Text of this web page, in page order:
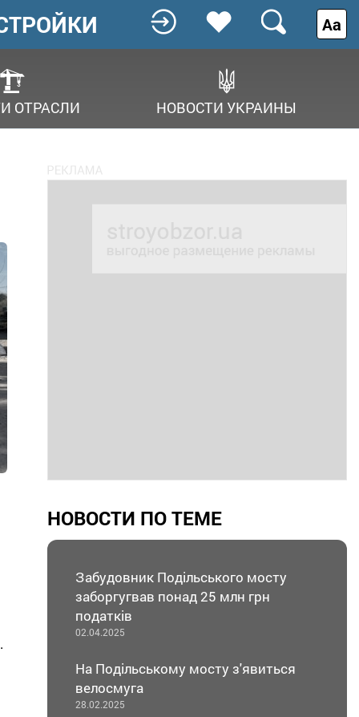
ОТРАСЛИ НОВОСТИ УКРАИНЫ
Аа
НОВОСТИ ПО ТЕМЕ
Забудовник Подільського мосту
заборгугвав понад 25 млн грн
податків
02.04.2025
На Подільському мосту з'явиться
велосмуга
28.02.2025